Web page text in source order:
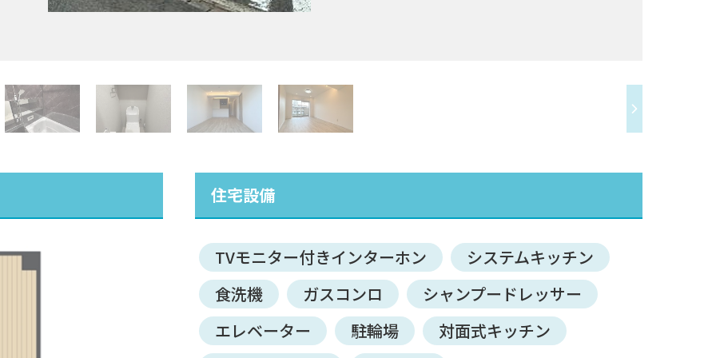
住宅設備
TVモニター付きインターホン
システムキッチン
食洗機
ガスコンロ
シャンプードレッサー
エレベーター
駐輪場
対面式キッチン